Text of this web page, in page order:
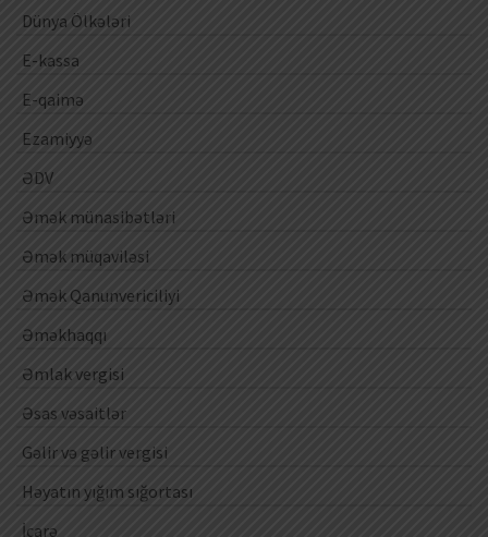
Dünya Ölkələri
E-kassa
E-qaimə
Ezamiyyə
ƏDV
Əmək münasibətləri
Əmək müqaviləsi
Əmək Qanunvericiliyi
Əməkhaqqı
Əmlak vergisi
Əsas vəsaitlər
Gəlir və gəlir vergisi
Həyatın yığım sığortası
İcarə